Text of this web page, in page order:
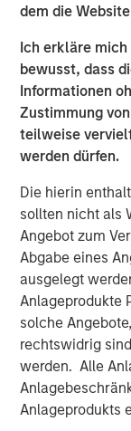
dem die
Ich erkläre mich
bewusst, dass
Informationen
Zustimmung
teilweise
werden dürfen.
Die hierin
sollten nicht als
Angebot zum
Abgabe eines
ausgelegt
Anlageprodukte
solche
rechtswidrig
werden. Alle
Anlageprodukts
BRIGHT
Bright
BRIGHT
Bright
GLOBAL EQUITY
Exchanges:
modern
The